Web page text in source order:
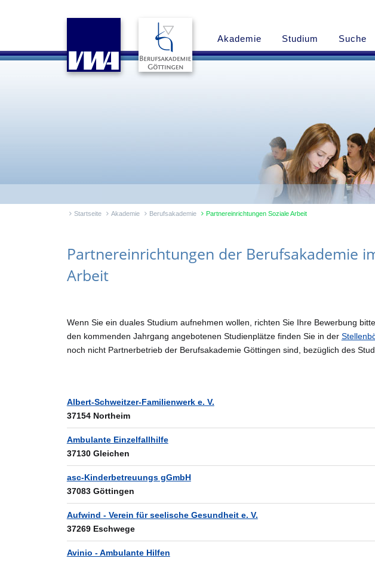
Akademie Studium Suche
Startseite Akademie Berufsakademie Partnereinrichtungen Soziale Arbeit
Partnereinrichtungen der Berufsakademie
Arbeit
Wenn Sie ein duales Studium aufnehmen wollen, richten Sie Ihre Bewerbung
den kommenden Jahrgang angebotenen Studienplätze finden Sie in der
noch nicht Partnerbetrieb der Berufsakademie Göttingen sind, bezüglich des
Albert-Schweitzer-Familienwerk e. V.
37154 Northeim
Ambulante Einzelfallhilfe
37130 Gleichen
asc-Kinderbetreuungs gGmbH
37083 Göttingen
Aufwind - Verein für seelische Gesundheit e. V.
37269 Eschwege
Avinio - Ambulante Hilfen